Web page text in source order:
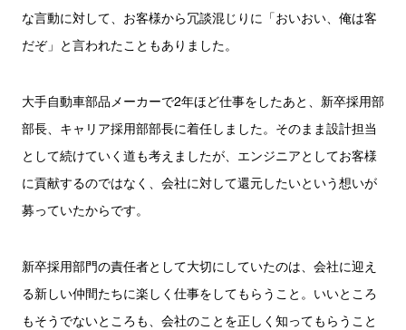
な言動に対して、お客様から冗談混じりに「おいおい、俺は客
だぞ」と言われたこともありました。
大手自動車部品メーカーで2年ほど仕事をしたあと、新卒採用部
部長、キャリア採用部部長に着任しました。そのまま設計担当
として続けていく道も考えましたが、エンジニアとしてお客様
に貢献するのではなく、会社に対して還元したいという想いが
募っていたからです。
新卒採用部門の責任者として大切にしていたのは、会社に迎え
る新しい仲間たちに楽しく仕事をしてもらうこと。いいところ
もそうでないところも、会社のことを正しく知ってもらうこと